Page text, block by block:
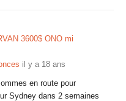
3600$ ONO mi
il y a 18 ans
en route pour
Sydney dans 2 semaines